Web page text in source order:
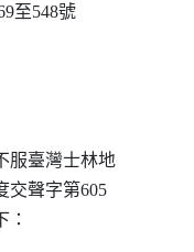
至548號
服臺灣士林地
交聲字第605